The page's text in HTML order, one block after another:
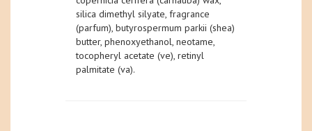
silica dimethyl silyate, fragrance
(parfum), butyrospermum parkii (shea)
butter, phenoxyethanol, neotame,
tocopheryl acetate (ve), retinyl
palmitate (va).